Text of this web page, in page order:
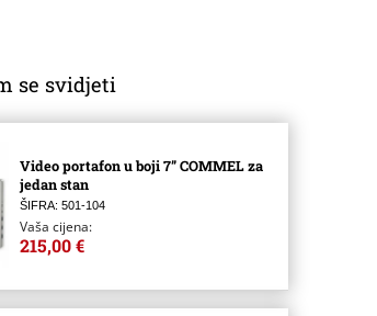
se svidjeti
Video portafon u boji 7” COMMEL za
jedan stan
ŠIFRA: 501-104
Vaša cijena:
215,00 €